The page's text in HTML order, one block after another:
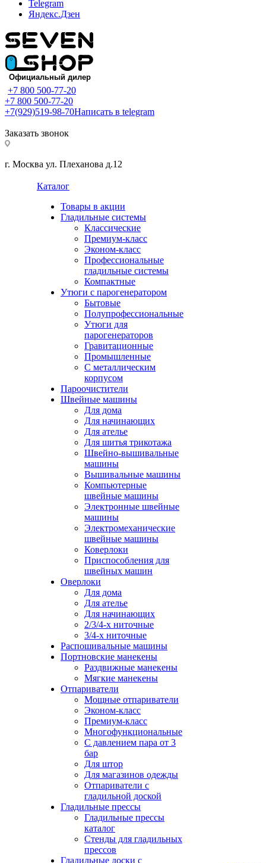
Telegram
Яндекс.Дзен
+7 800 500-77-20
+7 800 500-77-20
+7(929)519-98-70Написать в telegram
Заказать звонок
г. Москва ул. Плеханова д.12
Каталог
Товары в акции
Гладильные системы
Классические
Премиум-класс
Эконом-класс
Профессиональные
гладильные системы
Компактные
Утюги с парогенератором
Бытовые
Полупрофессиональные
Утюги для
парогенераторов
Гравитационные
Промышленные
С металлическим
корпусом
Пароочистители
Швейные машины
Для дома
Для начинающих
Для ателье
Для шитья трикотажа
Швейно-вышивальные
машины
Вышивальные машины
Компьютерные
швейные машины
Электронные швейные
машины
Электромеханические
швейные машины
Коверлоки
Приспособления для
швейных машин
Оверлоки
Для дома
Для ателье
Для начинающих
2/3/4-х ниточные
3/4-х ниточные
Распошивальные машины
Портновские манекены
Раздвижные манекены
Мягкие манекены
Отпариватели
Мощные отпариватели
Эконом-класс
Премиум-класс
Многофункциональные
С давлением пара от 3
бар
Для штор
Для магазинов одежды
Отпариватели с
гладильной доской
Гладильные прессы
Гладильные прессы
каталог
Стенды для гладильных
прессов
Гладильные доски с